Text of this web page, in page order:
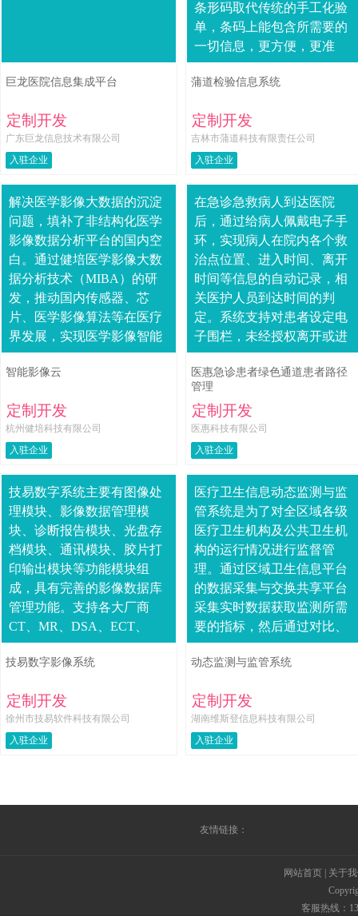
巨龙医院信息集成平台
定制开发
广东巨龙信息技术有限公司
入驻企业
条形码取代传统的手工化验
单，条码上能包含所需要的
一切信息，更方便，更准
确。蒲道检验信息系统3、对
危急标本有相应的提示，保
蒲道检验信息系统
定制开发
吉林市蒲道科技有限责任公司
入驻企业
解决医学影像大数据的沉淀
问题，填补了非结构化医学
影像数据分析平台的国内空
白。通过健培医学影像大数
据分析技术（MIBA）的研
发，推动国内传感器、芯
片、医学影像算法等在医疗
界发展，实现医学影像智能
化存储、传输、显示和分
析，使医疗诊断服务走向真
智能影像云
定制开发
杭州健培科技有限公司
入驻企业
在急诊急救病人到达医院
后，通过给病人佩戴电子手
环，实现病人在院内各个救
治点位置、进入时间、离开
时间等信息的自动记录，相
关医护人员到达时间的判
定。系统支持对患者设定电
子围栏，未经授权离开或进
入围栏时，系统发生报警。
同时当患者身体不适或发生
紧急情况时，可按下电子
手....
医惠急诊患者绿色通道患者路径
管理
定制开发
医惠科技有限公司
入驻企业
技易数字系统主要有图像处
理模块、影像数据管理模
块、诊断报告模块、光盘存
档模块、通讯模块、胶片打
印输出模块等功能模块组
成，具有完善的影像数据库
管理功能。支持各大厂商
CT、MR、DSA、ECT、
US、数字胃肠等影像设备。
影像采集支持DICOM3.0标
技易数字影像系统
定制开发
徐州市技易软件科技有限公司
入驻企业
医疗卫生信息动态监测与监
管系统是为了对全区域各级
医疗卫生机构及公共卫生机
构的运行情况进行监督管
理。通过区域卫生信息平台
的数据采集与交换共享平台
采集实时数据获取监测所需
要的指标，然后通过对比、
综合分手等手段，对出现的
异常情况进行消息提示、告
动态监测与监管系统
定制开发
湖南维斯登信息科技有限公司
入驻企业
友情链接：
网站首页
关于
客服热线：